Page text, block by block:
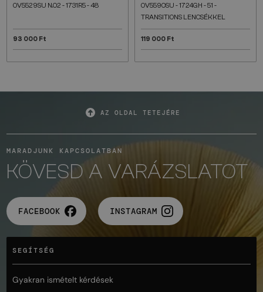
OV5529SU N.02 - 1731R5 - 48
93 000 Ft
OV5590SU - 1724GH - 51 -
TRANSITIONS LENCSÉKKEL
119 000 Ft
AZ OLDAL TETEJÉRE
MARADJUNK KAPCSOLATBAN
KÖVESD A VARÁZSLATOT
FACEBOOK INSTAGRAM
SEGÍTSÉG
Gyakran ismételt kérdések